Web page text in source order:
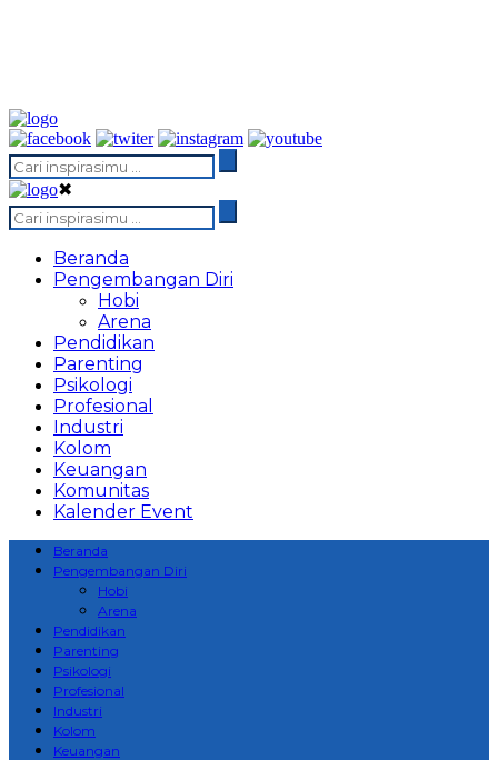
✖
Beranda
Pengembangan Diri
Hobi
Arena
Pendidikan
Parenting
Psikologi
Profesional
Industri
Kolom
Keuangan
Komunitas
Kalender Event
Beranda
Pengembangan Diri
Hobi
Arena
Pendidikan
Parenting
Psikologi
Profesional
Industri
Kolom
Keuangan